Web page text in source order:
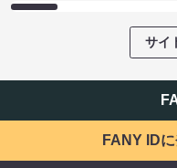
サイ
FANY ID